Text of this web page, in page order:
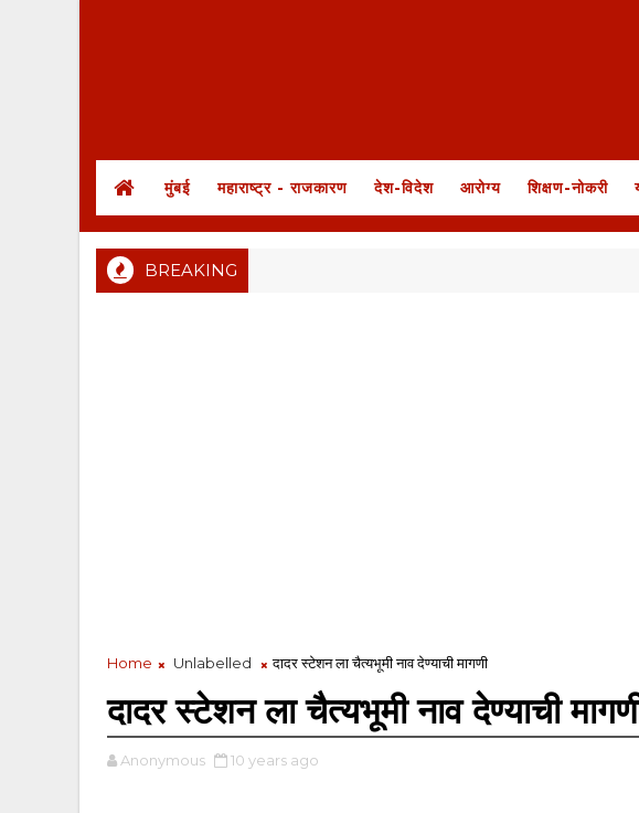
मुंबई महाराष्ट्र - राजकारण देश-विदेश आरोग्य शिक्षण-नोकरी
BREAKING
Home Unlabelled दादर स्टेशन ला चैत्यभूमी नाव देण्याची मागणी
दादर स्टेशन ला चैत्यभूमी नाव देण्याची
Anonymous 10 years ago